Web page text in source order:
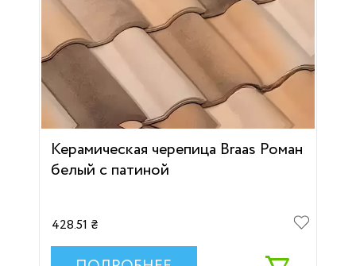
Керамическая черепица Braas Роман
белый с патиной
428.51 ₴